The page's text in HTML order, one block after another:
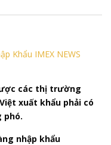
Khẩu IMEX NEWS
các thị trường
xuất khẩu phải có
phó.
nhập khẩu